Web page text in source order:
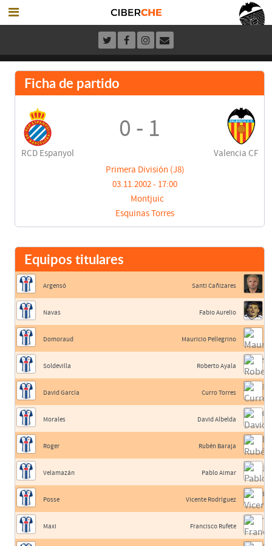
Ficha de partido
RCD Espanyol
0 - 1
Valencia CF
Primera División (J8)
03.11.2002 - 17:00
Montjuic
Esquinas Torres
Equipos titulares
Argensó
Navas
Domoraud
Soldevilla
David García
Morales
Roger
Velamazán
Posse
Maxi
Santi Cañizares
Fabio Aurelio
Mauricio Pellegrino
Roberto Ayala
Curro Torres
David Albelda
Rubén Baraja
Pablo Aimar
Vicente Rodríguez
Francisco Rufete